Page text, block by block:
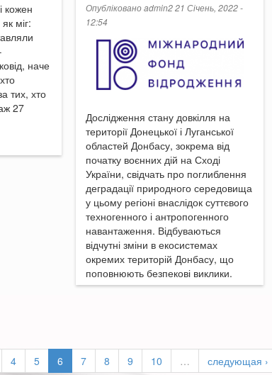
кожен
міг:
наче
тих, хто
27
Опублікованоadmin221 Січень, 2022 -
12:54
Дослідження стану довкілля на
території Донецької і Луганської
областей Донбасу, зокрема від
початку воєнних дій на Сході
України, свідчать про поглиблення
деградації природного середовища
у цьому регіоні внаслідок суттєвого
техногенного і антропогенного
навантаження. Відбуваються
відчутні зміни в екосистемах
окремих територій Донбасу, що
поповнюють безпекові виклики.
4 5 6 7 8 9 10 … следующая ›